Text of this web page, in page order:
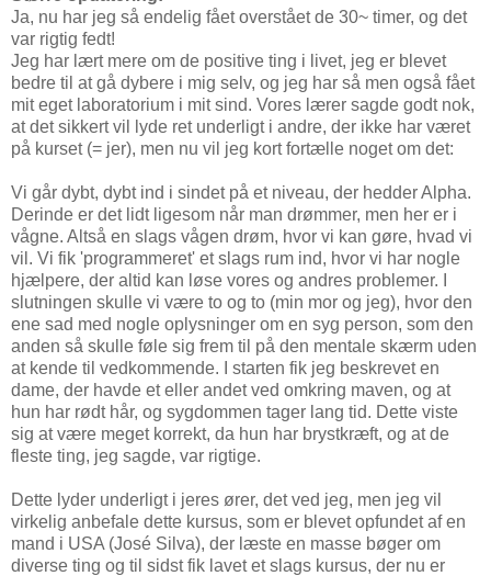
Ja, nu har jeg så endelig fået overstået de 30~ timer, og det
var rigtig fedt!
Jeg har lært mere om de positive ting i livet, jeg er blevet
bedre til at gå dybere i mig selv, og jeg har så men også fået
mit eget laboratorium i mit sind. Vores lærer sagde godt nok,
at det sikkert vil lyde ret underligt i andre, der ikke har været
på kurset (= jer), men nu vil jeg kort fortælle noget om det:
Vi går dybt, dybt ind i sindet på et niveau, der hedder Alpha.
Derinde er det lidt ligesom når man drømmer, men her er i
vågne. Altså en slags vågen drøm, hvor vi kan gøre, hvad vi
vil. Vi fik 'programmeret' et slags rum ind, hvor vi har nogle
hjælpere, der altid kan løse vores og andres problemer. I
slutningen skulle vi være to og to (min mor og jeg), hvor den
ene sad med nogle oplysninger om en syg person, som den
anden så skulle føle sig frem til på den mentale skærm uden
at kende til vedkommende. I starten fik jeg beskrevet en
dame, der havde et eller andet ved omkring maven, og at
hun har rødt hår, og sygdommen tager lang tid. Dette viste
sig at være meget korrekt, da hun har brystkræft, og at de
fleste ting, jeg sagde, var rigtige.
Dette lyder underligt i jeres ører, det ved jeg, men jeg vil
virkelig anbefale dette kursus, som er blevet opfundet af en
mand i USA (José Silva), der læste en masse bøger om
diverse ting og til sidst fik lavet et slags kursus, der nu er